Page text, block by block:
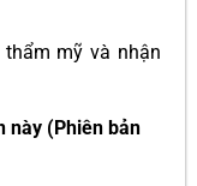
mỹ và nhận
này (Phiên bản